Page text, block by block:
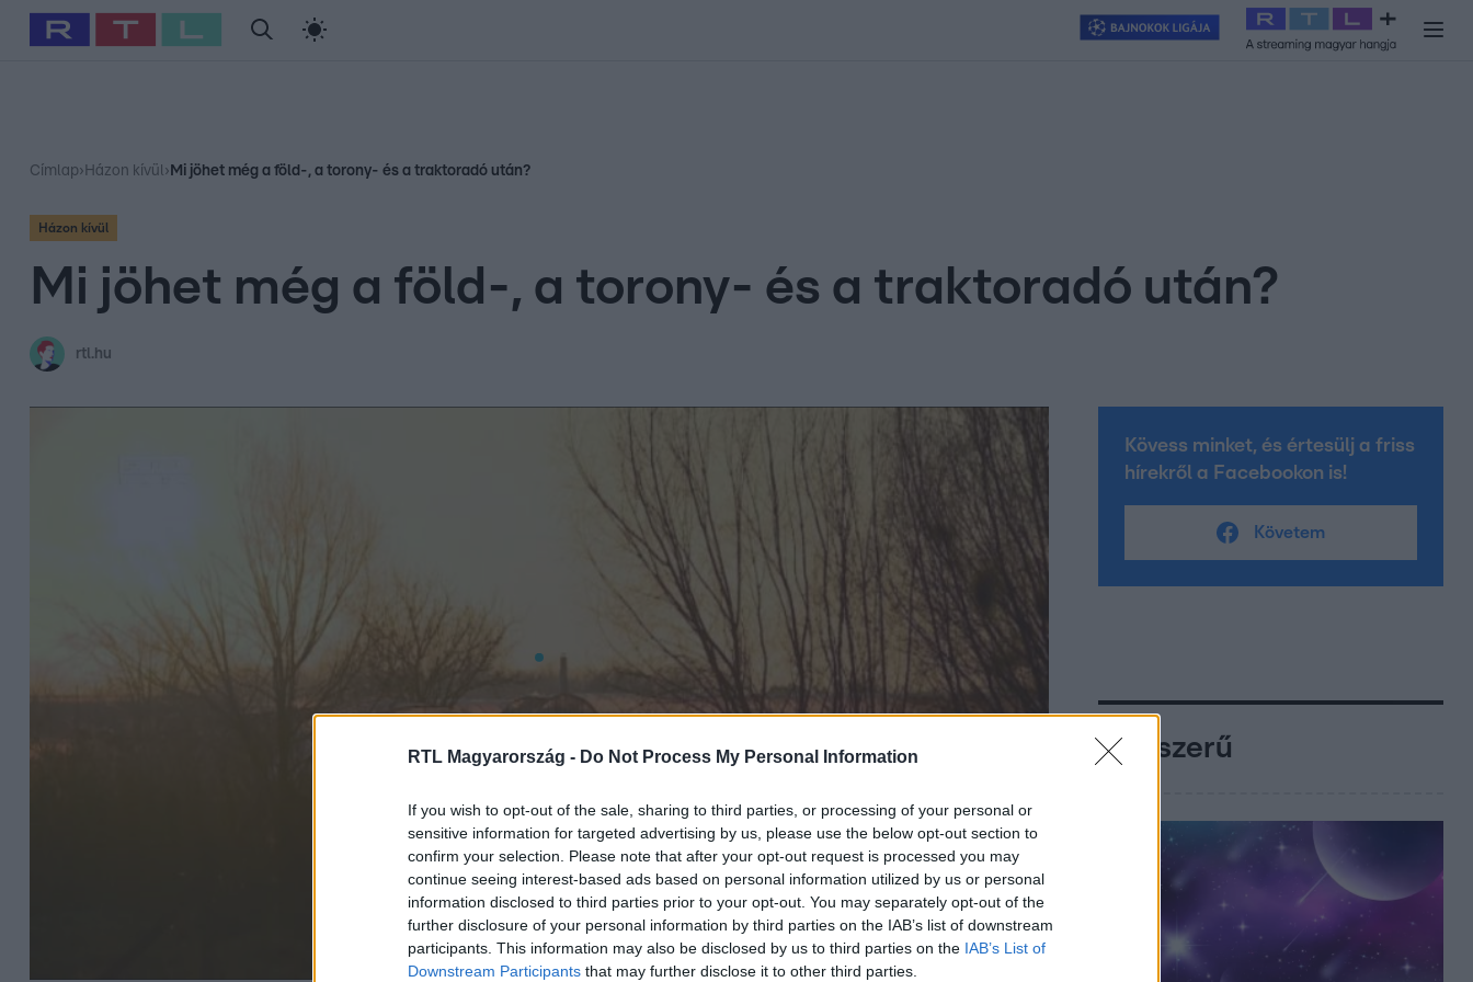
RTL Magyarország - Do Not Process My Personal Information
If you wish to opt-out of the sale, sharing to third parties, or processing of your personal or
sensitive information for targeted advertising by us, please use the below opt-out section to
confirm your selection. Please note that after your opt-out request is processed you may
continue seeing interest-based ads based on personal information utilized by us or personal
information disclosed to third parties prior to your opt-out. You may separately opt-out of the
further disclosure of your personal information by third parties on the IAB’s list of downstream
participants. This information may also be disclosed by us to third parties on the IAB’s List of
Downstream Participants that may further disclose it to other third parties.
Babits Marcella Szellő István Most Wanted Exek csatája 2026 Celeb vagyok, ments ki innen
Címlap› Házon kívül› Mi jöhet még a föld-, a torony- és a traktoradó után?
Házon kívül
Mi jöhet még a föld-, a torony- és a traktoradó után?
rtl.hu
Kövess minket, és értesülj a friss
hírekről a Facebookon is!
Követem
Népszerű